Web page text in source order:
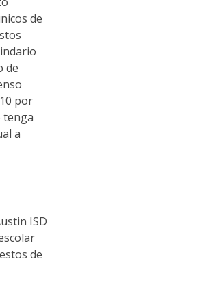
de
de
por
tenga
a
ISD
de